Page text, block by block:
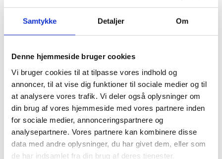
Samtykke Detaljer Om
Denne hjemmeside bruger cookies
Vi bruger cookies til at tilpasse vores indhold og
annoncer, til at vise dig funktioner til sociale medier og til
at analysere vores trafik. Vi deler også oplysninger om
din brug af vores hjemmeside med vores partnere inden
for sociale medier, annonceringspartnere og
analysepartnere. Vores partnere kan kombinere disse
data med andre oplysninger, du har givet dem, eller som
de har indsamlet fra din brug af deres tjenester.
kontoplan.
medUdvalgsrapporteni efteråret 2018. Frem mod
indarbejder projektgruppen udeståender i vejledningen
i samarbejde med en række institutioner og den
tekniske referencegruppe for fælles kontoplan. Den
tekniske referencegruppe består af repræsentanter for
institutionerne, og rådgiver projektgruppen i bl.a.
udarbejdelsen af konterings- og
fordelingsvejledningen.
Styrelsen for Institutioner og Uddannelsesstøtte vil